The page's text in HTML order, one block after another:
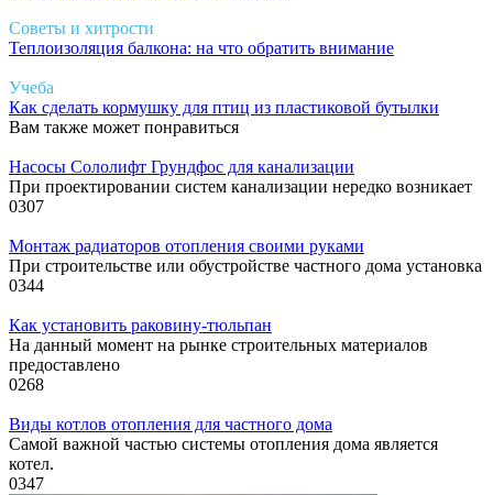
Советы и хитрости
Теплоизоляция балкона: на что обратить внимание
Учеба
Как сделать кормушку для птиц из пластиковой бутылки
Вам также может понравиться
Насосы Сололифт Грундфос для канализации
При проектировании систем канализации нередко возникает
0307
Монтаж радиаторов отопления своими руками
При строительстве или обустройстве частного дома установка
0344
Как установить раковину-тюльпан
На данный момент на рынке строительных материалов
предоставлено
0268
Виды котлов отопления для частного дома
Самой важной частью системы отопления дома является
котел.
0347